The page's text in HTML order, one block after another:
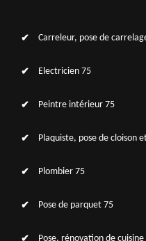
Carreleur, pose de
Electricien 75
Peintre intérieur 75
Plaquiste, pose de cloison
Plombier 75
Pose de parquet 75
Pose, rénovation de cuisine